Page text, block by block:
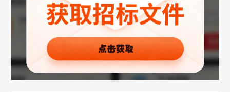
请选择省市
经办人